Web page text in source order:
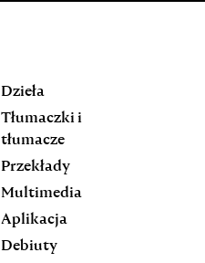
Dzieła
Tłumaczki i
tłumacze
Przekłady
Multimedia
Aplikacja
Debiuty